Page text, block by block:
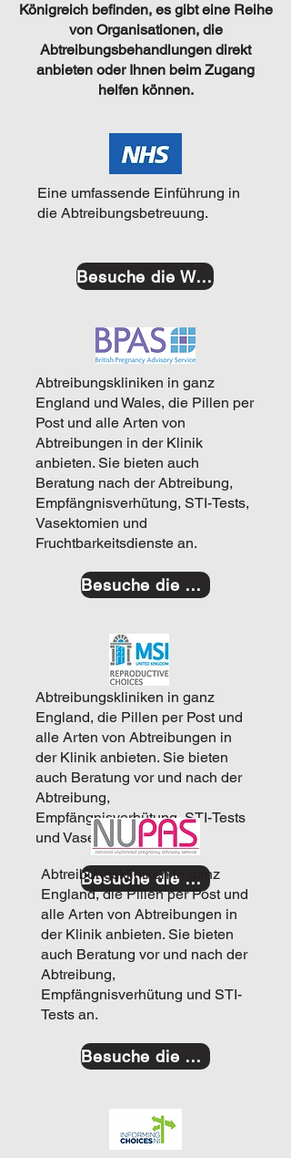
Königreich befinden, es gibt eine Reihe
von Organisationen, die
Abtreibungsbehandlungen direkt
anbieten oder Ihnen beim Zugang
helfen können.
Eine umfassende Einführung in
die Abtreibungsbetreuung.
Besuche die Website
Abtreibungskliniken in ganz
England und Wales, die Pillen per
Post und alle Arten von
Abtreibungen in der Klinik
anbieten. Sie bieten auch
Beratung nach der Abtreibung,
Empfängnisverhütung, STI-Tests,
Vasektomien und
Fruchtbarkeitsdienste an.
Besuche die Website
Abtreibungskliniken in ganz
England, die Pillen per Post und
alle Arten von Abtreibungen in
der Klinik anbieten. Sie bieten
auch Beratung vor und nach der
Abtreibung,
Empfängnisverhütung, STI-Tests
und Vasektomien an.
Besuche die Website
Abtreibungskliniken in ganz
England, die Pillen per Post und
alle Arten von Abtreibungen in
der Klinik anbieten. Sie bieten
auch Beratung vor und nach der
Abtreibung,
Empfängnisverhütung und STI-
Tests an.
Besuche die Website